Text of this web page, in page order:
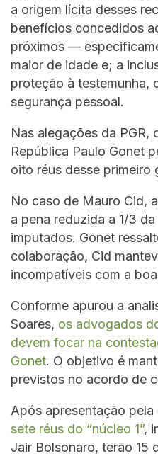
a origem lícita desses
benefícios concedidos
próximos —
maior de idade e; a
proteção à testemunha,
segurança pessoal.
Nas alegações da PGR,
República Paulo Gonet
oito réus desse primeiro
No caso de Mauro Cid,
a pena reduzida a 1/3
imputados. Gonet
colaboração, Cid
incompatíveis com a
Conforme apurou a
Soares, os advogados
devem focar na
Gonet. O objetivo é
previstos no acordo de
Após apresentação pela
sete réus do “núcleo 1”,
Jair Bolsonaro, terão 15